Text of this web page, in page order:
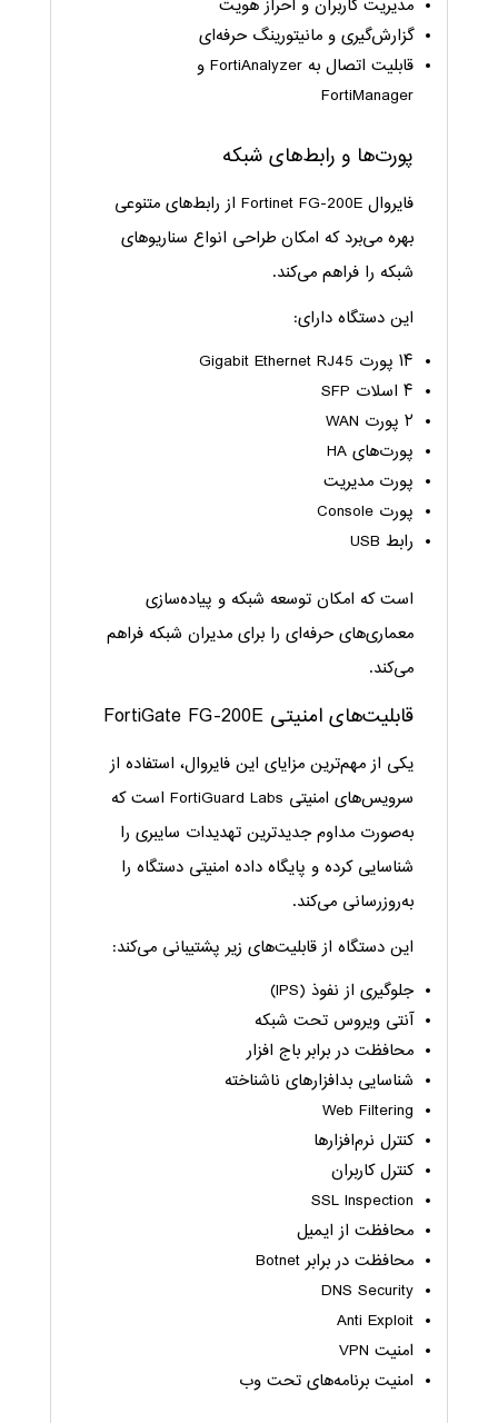
مدیریت کاربران و احراز هویت
گزارش‌گیری و مانیتورینگ حرفه‌ای
قابلیت اتصال به FortiAnalyzer و
FortiManager
پورت‌ها و رابط‌های شبکه
فایروال Fortinet FG-200E از رابط‌های متنوعی
بهره می‌برد که امکان طراحی انواع سناریوهای
شبکه را فراهم می‌کند.
این دستگاه دارای:
۱۴ پورت Gigabit Ethernet RJ45
۴ اسلات SFP
۲ پورت WAN
پورت‌های HA
پورت مدیریت
پورت Console
رابط USB
است که امکان توسعه شبکه و پیاده‌سازی
معماری‌های حرفه‌ای را برای مدیران شبکه فراهم
می‌کند.
قابلیت‌های امنیتی FortiGate FG-200E
یکی از مهم‌ترین مزایای این فایروال، استفاده از
سرویس‌های امنیتی FortiGuard Labs است که
به‌صورت مداوم جدیدترین تهدیدات سایبری را
شناسایی کرده و پایگاه داده امنیتی دستگاه را
به‌روزرسانی می‌کند.
این دستگاه از قابلیت‌های زیر پشتیبانی می‌کند:
جلوگیری از نفوذ (IPS)
آنتی ویروس تحت شبکه
محافظت در برابر باج افزار
شناسایی بدافزارهای ناشناخته
Web Filtering
کنترل نرم‌افزارها
کنترل کاربران
SSL Inspection
محافظت از ایمیل
محافظت در برابر Botnet
DNS Security
Anti Exploit
امنیت VPN
امنیت برنامه‌های تحت وب